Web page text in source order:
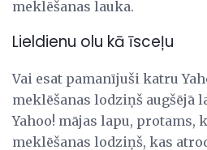
meklēšanas lauka.
Lieldienu olu kā īsceļu
Vai esat pamanījuši katru
meklēšanas lodziņš augšējā
Yahoo! mājas lapu, protams,
meklēšanas lodziņš, kas